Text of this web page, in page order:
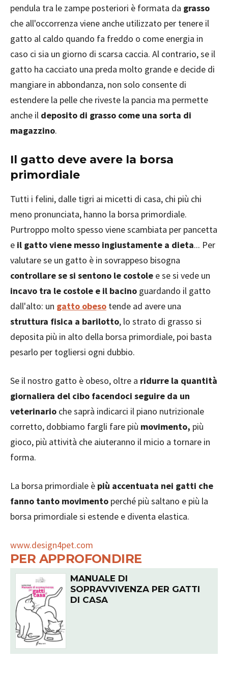
pendula tra le zampe posteriori è formata da grasso
che all'occorrenza viene anche utilizzato per tenere il
gatto al caldo quando fa freddo o come energia in
caso ci sia un giorno di scarsa caccia. Al contrario, se il
gatto ha cacciato una preda molto grande e decide di
mangiare in abbondanza, non solo consente di
estendere la pelle che riveste la pancia ma permette
anche il deposito di grasso come una sorta di
magazzino.
Il gatto deve avere la borsa
primordiale
Tutti i felini, dalle tigri ai micetti di casa, chi più chi
meno pronunciata, hanno la borsa primordiale.
Purtroppo molto spesso viene scambiata per pancetta
e il gatto viene messo ingiustamente a dieta... Per
valutare se un gatto è in sovrappeso bisogna
controllare se si sentono le costole e se si vede un
incavo tra le costole e il bacino guardando il gatto
dall'alto: un gatto obeso tende ad avere una
struttura fisica a barilotto, lo strato di grasso si
deposita più in alto della borsa primordiale, poi basta
pesarlo per togliersi ogni dubbio.
Se il nostro gatto è obeso, oltre a ridurre la quantità
giornaliera del cibo facendoci seguire da un
veterinario che saprà indicarci il piano nutrizionale
corretto, dobbiamo fargli fare più movimento, più
gioco, più attività che aiuteranno il micio a tornare in
forma.
La borsa primordiale è più accentuata nei gatti che
fanno tanto movimento perché più saltano e più la
borsa primordiale si estende e diventa elastica.
www.design4pet.com
PER APPROFONDIRE
MANUALE DI
SOPRAVVIVENZA PER GATTI
DI CASA